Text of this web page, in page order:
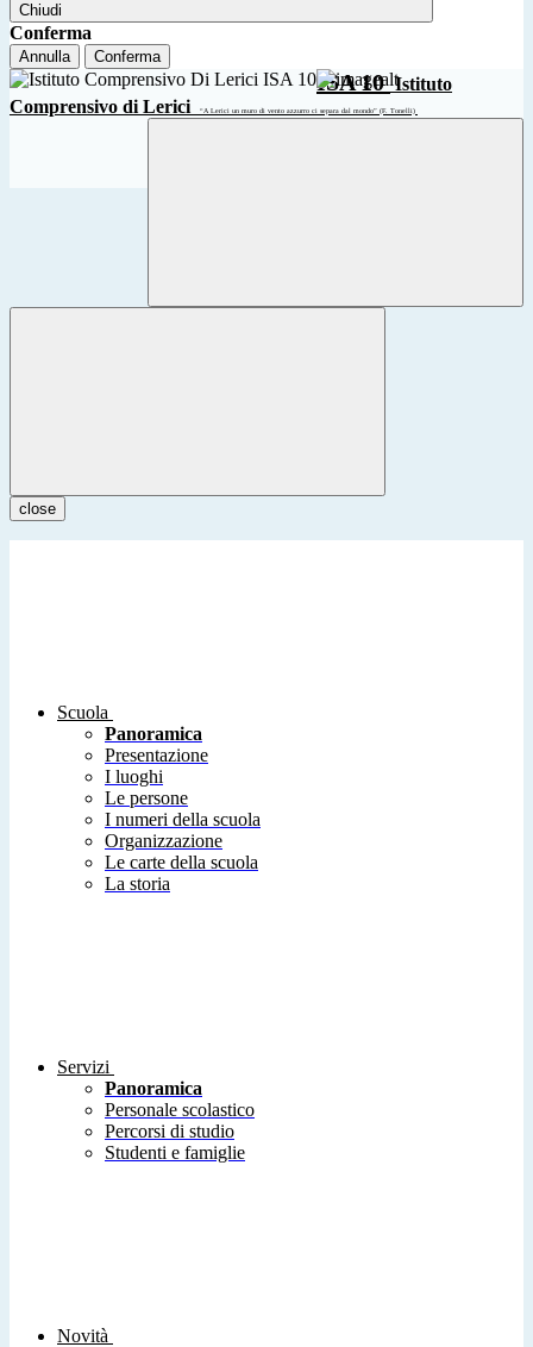
Chiudi
Conferma
Annulla Conferma
ISA 10 Istituto
Comprensivo di Lerici
“A Lerici un muro di vento azzurro ci separa dal mondo” (F. Tonelli)
close
Scuola
Panoramica
Presentazione
I luoghi
Le persone
I numeri della scuola
Organizzazione
Le carte della scuola
La storia
Servizi
Panoramica
Personale scolastico
Percorsi di studio
Studenti e famiglie
Novità